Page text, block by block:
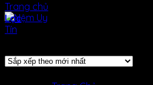
Trang chủ
Lọc